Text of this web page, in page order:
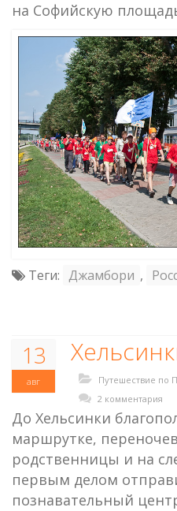
на Софийскую
Теги: Джамбори ,
13
авг
Путешествие по
2 комментария
До Хельсинки
маршрутке,
родственницы и на
первым делом
познавательный